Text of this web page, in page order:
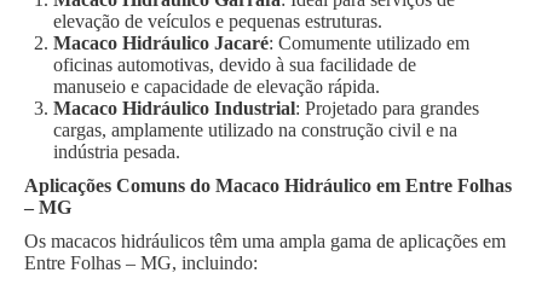
elevação de veículos e pequenas estruturas.
Macaco Hidráulico Jacaré: Comumente utilizado em
oficinas automotivas, devido à sua facilidade de
manuseio e capacidade de elevação rápida.
Macaco Hidráulico Industrial: Projetado para grandes
cargas, amplamente utilizado na construção civil e na
indústria pesada.
Aplicações Comuns do Macaco Hidráulico em Entre Folhas
– MG
Os macacos hidráulicos têm uma ampla gama de aplicações em
Entre Folhas – MG, incluindo: